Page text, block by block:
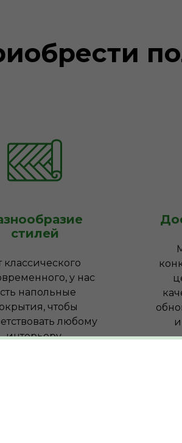
стилей
классического
у нас
напольные
чтобы
любому
интерьеру.